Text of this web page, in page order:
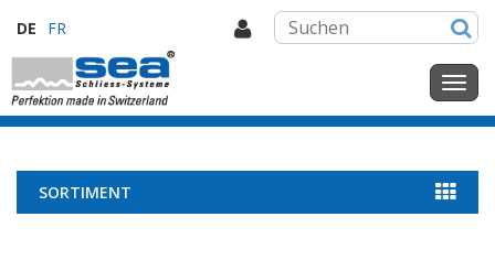
DE FR
SORTIMENT